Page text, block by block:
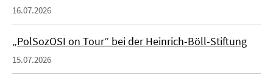
16.07.2026
„PolSozOSI on Tour” bei der Heinrich-Böll-Stiftung
15.07.2026